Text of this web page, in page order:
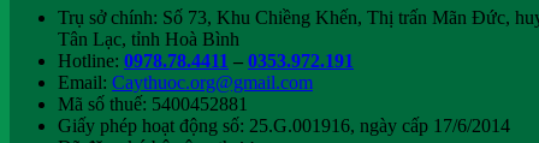
Trụ sở chính: Số 73, Khu Chiềng Khến, Thị trấn Mãn Đức,
Tân Lạc, tỉnh Hoà Bình
Hotline: 0978.78.4411 – 0353.972.191
Email: Caythuoc.org@gmail.com
Mã số thuế: 5400452881
Giấy phép hoạt động số: 25.G.001916, ngày cấp 17/6/2014